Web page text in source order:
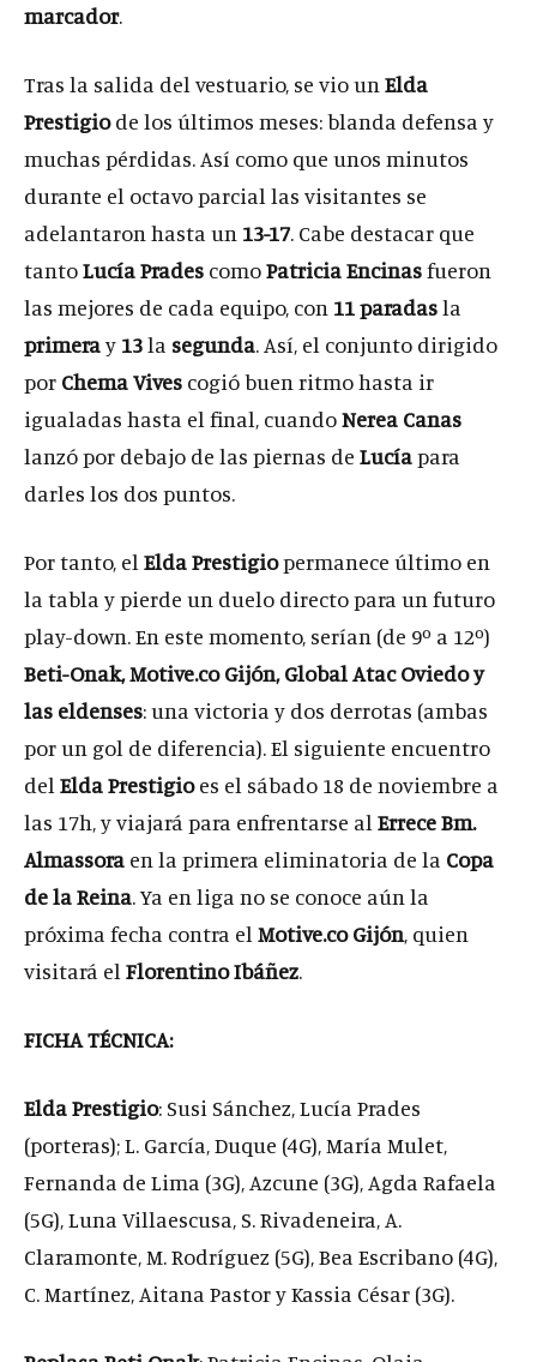
marcador.
Tras la salida del vestuario, se vio un Elda
Prestigiode los últimos meses: blanda defensa y
muchas pérdidas. Así como que unos minutos
durante el octavo parcial las visitantes se
adelantaron hasta un 13-17. Cabe destacar que
tantoLucía Prades comoPatricia Encinasfueron
las mejores de cada equipo, con 11 paradasla
primeray 13la segunda. Así, el conjunto dirigido
por Chema Vives cogió buen ritmo hasta ir
igualadas hasta el final, cuandoNerea Canas
lanzó por debajo de las piernas de Lucíapara
darles los dos puntos.
Por tanto, el Elda Prestigiopermanece último en
la tabla y pierde un duelo directo para un futuro
play-down. En este momento, serían (de 9º a 12º)
Beti-Onak, Motive.co Gijón, Global Atac Oviedo y
las eldenses: una victoria y dos derrotas (ambas
por un gol de diferencia). El siguiente encuentro
del Elda Prestigioes el sábado 18 de noviembre a
las 17h, y viajará para enfrentarse al Errece Bm.
Almassora en la primera eliminatoria de la Copa
de la Reina. Ya en liga no se conoce aún la
próxima fecha contra el Motive.co Gijón, quien
visitará el Florentino Ibáñez.
FICHA TÉCNICA:
Elda Prestigio: Susi Sánchez, Lucía Prades
(porteras); L. García, Duque (4G), María Mulet,
Fernanda de Lima (3G), Azcune (3G), Agda Rafaela
(5G), Luna Villaescusa, S. Rivadeneira, A.
Claramonte, M. Rodríguez (5G), Bea Escribano (4G),
C. Martínez, Aitana Pastor y Kassia César (3G).